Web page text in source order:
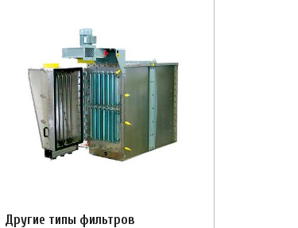
Другие типы фильтров